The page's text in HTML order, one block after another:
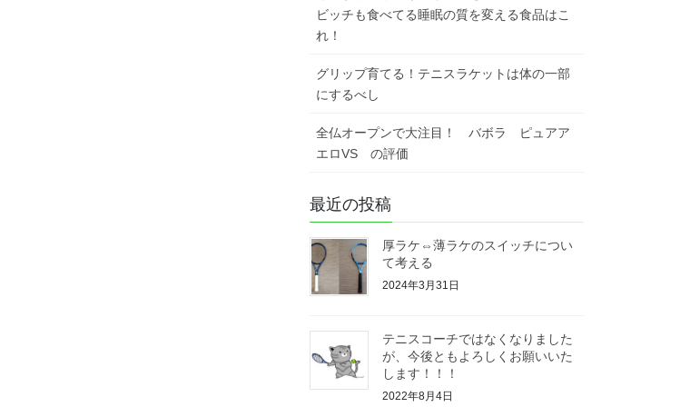
ビッチも食べてる睡眠の質を変える食品はこ
れ！
グリップ育てる！テニスラケットは体の一部
にするべし
全仏オープンで大注目！ バボラ ピュアア
エロVS の評価
最近の投稿
厚ラケ⇔薄ラケのスイッチについ
て考える
2024年3月31日
テニスコーチではなくなりました
が、今後ともよろしくお願いいた
します！！！
2022年8月4日